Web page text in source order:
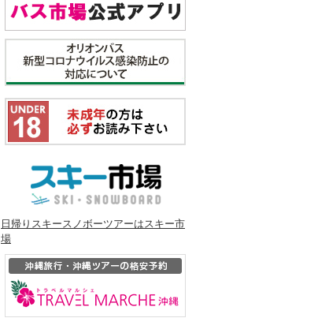
日帰りスキースノボーツアーはスキー市
場